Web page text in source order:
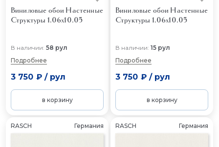
Виниловые обои Настенные
Структуры 1.06x10.05
В наличии: 58 рул
Подробнее
3 750 ₽/ рул
в корзину
Виниловые обои Настенные
Структуры 1.06x10.05
В наличии: 15 рул
Подробнее
3 750 ₽/ рул
в корзину
RASCH Германия RASCH Германия